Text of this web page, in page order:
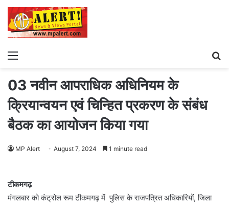
Menu
03 नवीन आपराधिक अधिनियम के
क्रियान्वयन एवं चिन्हित प्रकरण के संबंध
बैठक का आयोजन किया गया
MP Alert August 7, 2024 1 minute read
टीकमगढ़
मंगलबार को कंट्रोल रूम टीकमगढ़ में पुलिस के राजपत्रित अधिकारियों, जिला